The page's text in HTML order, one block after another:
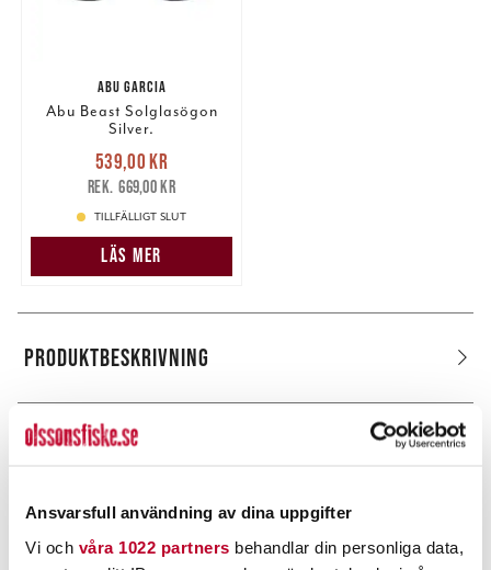
Ansvarsfull användning av dina uppgifter
Vi och våra 1022 partners behandlar din personliga data,
ABU GARCIA
Abu Beast Solglasögon
Silver.
Nuvarande pris
539,00 krTidigare pris
669,00 kr
539,00 kr
669,00 kr
TILLFÄLLIGT SLUT
LÄS MER
PRODUKTBESKRIVNING